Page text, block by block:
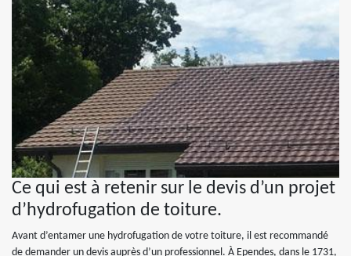
Ce qui est à retenir sur le devis d’un projet
d’hydrofugation de toiture.
Avant d’entamer une hydrofugation de votre toiture, il est recommandé
de demander un devis auprès d’un professionnel. À Ependes, dans le 1731,